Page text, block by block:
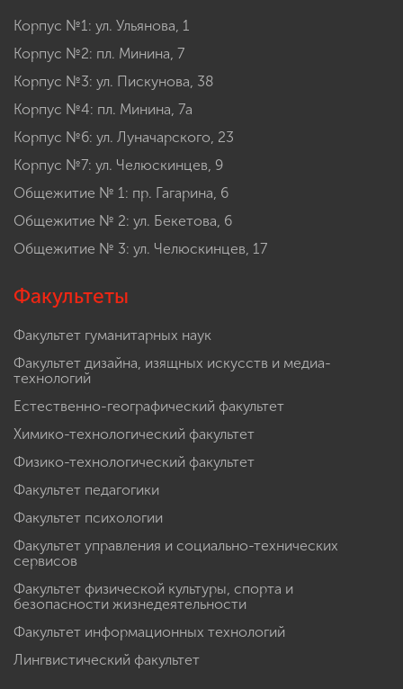
Корпус №1: ул. Ульянова, 1
Корпус №2: пл. Минина, 7
Корпус №3: ул. Пискунова, 38
Корпус №4: пл. Минина, 7а
Корпус №6: ул. Луначарского, 23
Корпус №7: ул. Челюскинцев, 9
Общежитие № 1: пр. Гагарина, 6
Общежитие № 2: ул. Бекетова, 6
Общежитие № 3: ул. Челюскинцев, 17
Факультеты
Факультет гуманитарных наук
Факультет дизайна, изящных искусств и медиа-
технологий
Естественно-географический факультет
Химико-технологический факультет
Физико-технологический факультет
Факультет педагогики
Факультет психологии
Факультет управления и социально-технических
сервисов
Факультет физической культуры, спорта и
безопасности жизнедеятельности
Факультет информационных технологий
Лингвистический факультет